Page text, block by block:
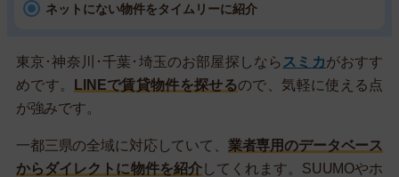
ネットにない物件をタイムリーに紹介
東京･神奈川･千葉･埼玉のお部屋探しなら スミカがおすす
めです。
LINEで賃貸物件を探せるので、気軽に使える点
が強みです。
一都三県の全域に対応していて、 業者専用のデータベース
からダイレクトに物件を紹介してくれます。SUUMOやホ